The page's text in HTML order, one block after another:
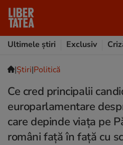
Ultimele știri
Exclusiv
|Ştiri|Politică
Ce cred principalii
europarlamentare
care depinde viața pe
români față în față cu